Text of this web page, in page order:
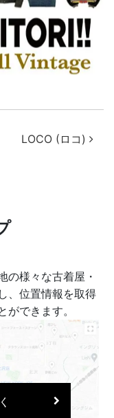
ョン
LOCO (ロコ)
の様々な古着屋・
、位置情報を取得
ができます。